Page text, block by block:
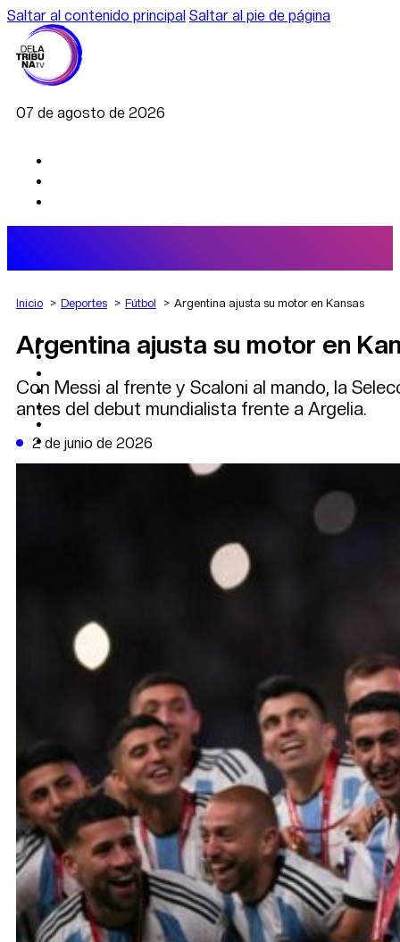
Saltar al contenido principal Saltar al pie de página
07 de agosto de 2026
AGRO
DEPORTES
POLÍTICA
CAMBIO CLIMÁTICO
DE LA TRIBUNA TV
Inicio Deportes Fútbol Argentina ajusta su motor en Kansas
Argentina ajusta su motor en
Con Messi al frente y Scaloni al mando, la
antes del debut mundialista frente a Argelia.
2 de junio de 2026